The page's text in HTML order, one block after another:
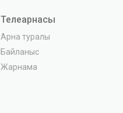
Телеарнасы
Арна туралы
Байланыс
Жарнама